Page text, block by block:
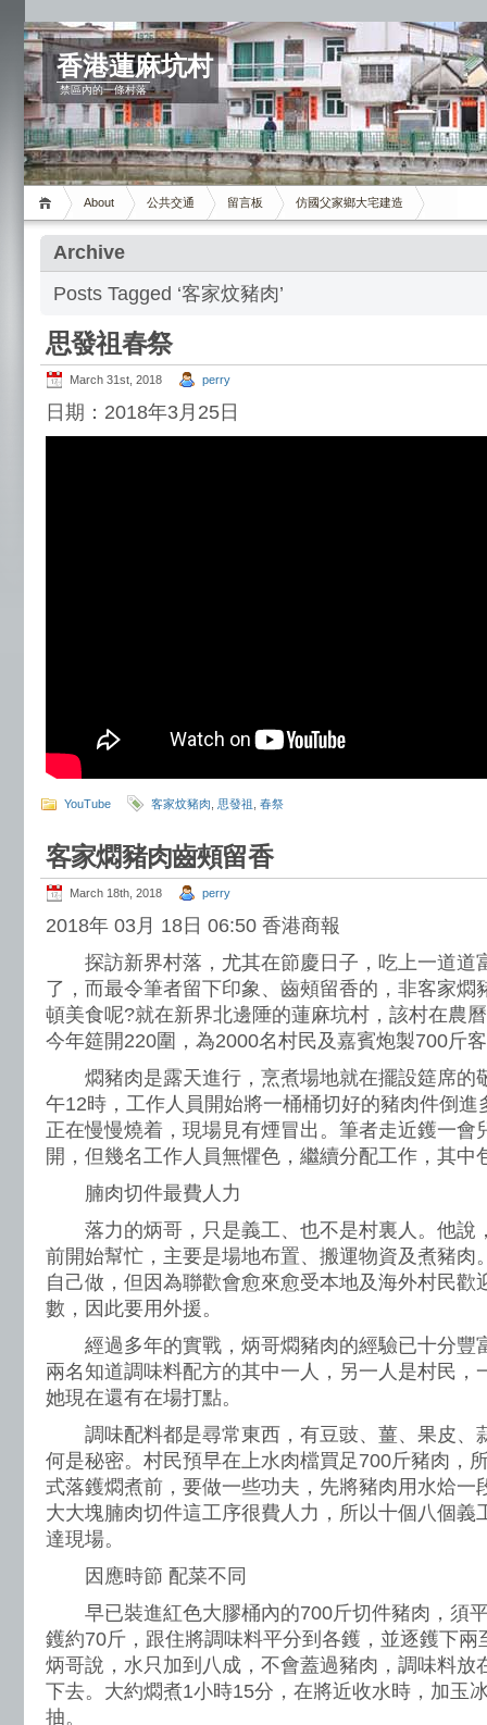
香港蓮麻坑村
禁區內的一條村落
About 公共交通 留言板 仿國父家鄉大宅建造
Archive
Posts Tagged ‘客家炆豬肉’
思發祖春祭
March 31st, 2018 perry
日期：2018年3月25日
YouTube 客家炆豬肉 思發祖 春祭
客家燜豬肉齒頰留香
March 18th, 2018 perry
2018年 03月 18日 06:50 香港商報
探訪新界村落，尤其在節慶日子，吃上一道道
了，而最令筆者留下印象、齒頰留香的，非客家燜
頓美食呢?就在新界北邊陲的蓮麻坑村，該村在農
今年筵開220圍，為2000名村民及嘉賓炮製700斤
燜豬肉是露天進行，烹煮場地就在擺設筵席的
午12時，工作人員開始將一桶桶切好的豬肉件倒進
正在慢慢燒着，現場見有煙冒出。筆者走近鑊一會
開，但幾名工作人員無懼色，繼續分配工作，其中
腩肉切件最費人力
落力的炳哥，只是義工、也不是村裏人。他說
前開始幫忙，主要是場地布置、搬運物資及煮豬肉
自己做，但因為聯歡會愈來愈受本地及海外村民歡
數，因此要用外援。
經過多年的實戰，炳哥燜豬肉的經驗已十分豐
兩名知道調味料配方的其中一人，另一人是村民，
她現在還有在場打點。
調味配料都是尋常東西，有豆豉、薑、果皮、
何是秘密。村民預早在上水肉檔買足700斤豬肉，
式落鑊燜煮前，要做一些功夫，先將豬肉用水烚一
大大塊腩肉切件這工序很費人力，所以十個八個義
達現場。
因應時節 配菜不同
早已裝進紅色大膠桶內的700斤切件豬肉，須
鑊約70斤，跟住將調味料平分到各鑊，並逐鑊下兩
炳哥說，水只加到八成，不會蓋過豬肉，調味料放
下去。大約燜煮1小時15分，在將近收水時，加玉
抽。